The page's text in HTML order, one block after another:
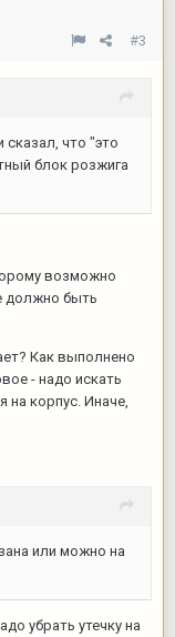
#3
что "это
блок розжига
возможно
должно быть
Как выполнено
- надо искать
на корпус. Иначе,
или можно на
убрать утечку на